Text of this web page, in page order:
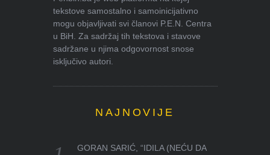
tekstove samostalno i samoinicijativno
mogu objavljivati svi članovi P.E.N. Centra
u BiH. Za sadržaj tih tekstova i stavove
sadržane u njima odgovornost snose
isključivo autori.
NAJNOVIJE
GORAN SARIĆ, “IDILA (NEĆU DA